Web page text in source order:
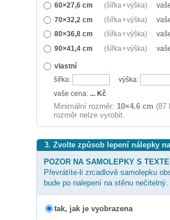
60×27,6 cm
(šířka × výška)
70×32,2 cm
(šířka × výška)
80×36,8 cm
(šířka × výška)
90×41,4 cm
(šířka × výška)
vlastní
šířka:
výška:
vaše cena:
Kč
Minimální rozměr: 10×4.6 cm (87
rozměr nelze vyrobit.
3. Zvolte způsob lepení nálepky
POZOR NA SAMOLEPKY S
Převrátíte-li zrcadlově samolepku
bude po nalepení na stěnu nečitelný.
tak, jak je vyobrazena